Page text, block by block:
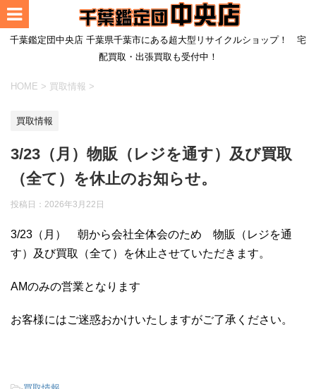
千葉鑑定団中央店 千葉県千葉市にある超大型リサイクルショップ！ 宅
配買取・出張買取も受付中！
HOME > 買取情報 >
買取情報
3/23（月）物販（レジを通す）及び買取
（全て）を休止のお知らせ。
投稿日： 2026年3月22日
3/23（月） 朝から会社全体会のため 物販（レジを通
す）及び買取（全て）を休止させていただきます。
AMのみの営業となります
お客様にはご迷惑おかけいたしますがご了承ください。